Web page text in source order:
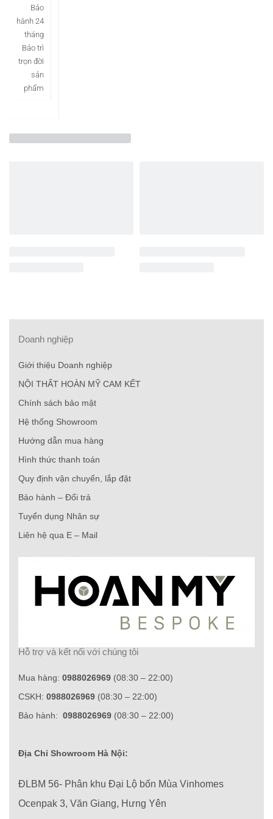
Bảo
hành 24
tháng
Bảo trì
trọn đời
sản
phẩm
Doanh nghiệp
Giới thiệu Doanh nghiệp
NỘI THẤT HOÀN MỸ CAM KẾT
Chính sách bảo mật
Hệ thống Showroom
Hướng dẫn mua hàng
Hình thức thanh toán
Quy định vận chuyển, lắp đặt
Bảo hành – Đổi trả
Tuyển dụng Nhân sự
Liên hệ qua E – Mail
Hỗ trợ và kết nối với chúng tôi
Mua hàng: 0988026969 (08:30 – 22:00)
CSKH: 0988026969 (08:30 – 22:00)
Bảo hành: 0988026969 (08:30 – 22:00)
Địa Chỉ Showroom Hà Nội:
ĐLBM 56- Phân khu Đại Lộ bốn Mùa Vinhomes
Ocenpak 3, Văn Giang, Hưng Yên